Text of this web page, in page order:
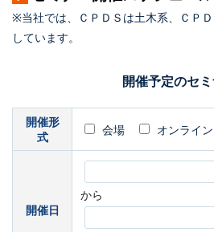
※当社では、ＣＰＤＳは土木系、ＣＰ
しています。
開催予定のセ
開催形
式
会場 オンライン
開催日
から